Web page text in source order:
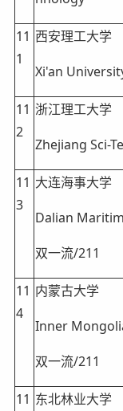
11
1
西安理工大学
Xi'an
11
2
浙江理工大学
Zhejiang Sci-
11
3
大连海事大学
Dalian
双一流/211
11
4
内蒙古大学
Inner
双一流/211
11 东北林业大学